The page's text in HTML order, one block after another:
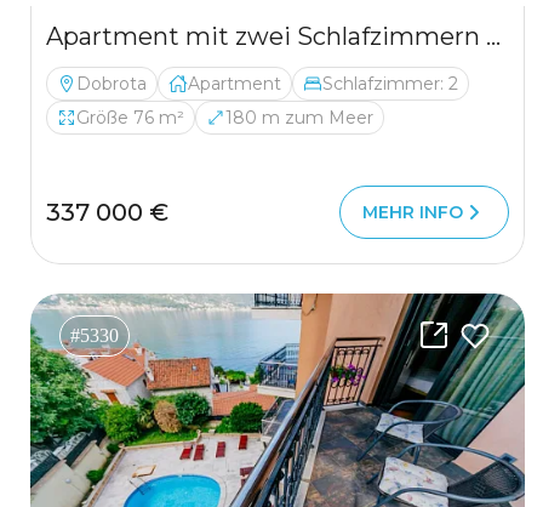
Apartment mit zwei Schlafzimmern und Meerblick in Kotor
Dobrota Apartment
Schlafzimmer: 2
Größe 76 m²
180 m zum Meer
337 000 € MEHR INFO
#5330